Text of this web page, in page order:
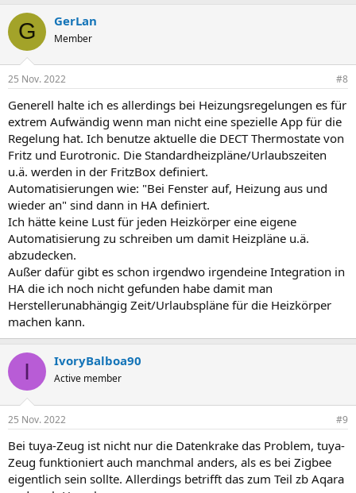
G GerLan
Member
25 Nov. 2022 #8
Generell halte ich es allerdings bei Heizungsregelungen es für
extrem Aufwändig wenn man nicht eine spezielle App für die
Regelung hat. Ich benutze aktuelle die DECT Thermostate von
Fritz und Eurotronic. Die Standardheizpläne/Urlaubszeiten
u.ä. werden in der FritzBox definiert.
Automatisierungen wie: "Bei Fenster auf, Heizung aus und
wieder an" sind dann in HA definiert.
Ich hätte keine Lust für jeden Heizkörper eine eigene
Automatisierung zu schreiben um damit Heizpläne u.ä.
abzudecken.
Außer dafür gibt es schon irgendwo irgendeine Integration in
HA die ich noch nicht gefunden habe damit man
Herstellerunabhängig Zeit/Urlaubspläne für die Heizkörper
machen kann.
I IvoryBalboa90
Active member
25 Nov. 2022 #9
Bei tuya-Zeug ist nicht nur die Datenkrake das Problem, tuya-
Zeug funktioniert auch manchmal anders, als es bei Zigbee
eigentlich sein sollte. Allerdings betrifft das zum Teil zb Aqara